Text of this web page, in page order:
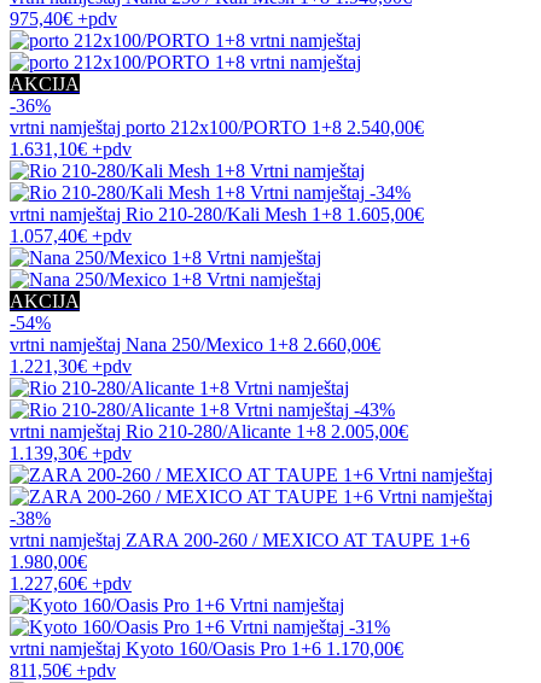
975,40€ +pdv
AKCIJA
-36%
vrtni namještaj porto 212x100/PORTO 1+8 2.540,00€
1.631,10€ +pdv
-34%
vrtni namještaj Rio 210-280/Kali Mesh 1+8 1.605,00€
1.057,40€ +pdv
AKCIJA
-54%
vrtni namještaj Nana 250/Mexico 1+8 2.660,00€
1.221,30€ +pdv
-43%
vrtni namještaj Rio 210-280/Alicante 1+8 2.005,00€
1.139,30€ +pdv
-38%
vrtni namještaj ZARA 200-260 / MEXICO AT TAUPE 1+6
1.980,00€
1.227,60€ +pdv
-31%
vrtni namještaj Kyoto 160/Oasis Pro 1+6 1.170,00€
811,50€ +pdv